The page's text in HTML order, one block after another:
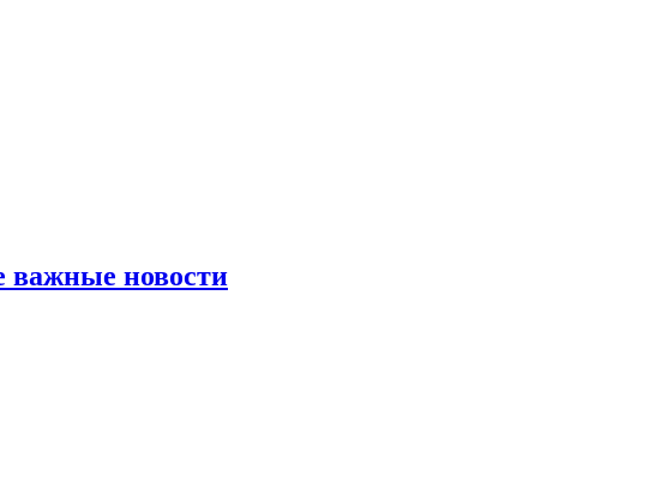
важные новости